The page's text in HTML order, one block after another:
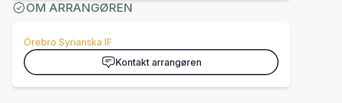
OM ARRANGØREN
Örebro Syrianska IF
Kontakt arrangøren